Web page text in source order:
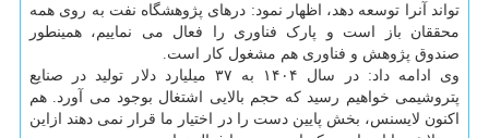
تواند آنرا توسعه دهد، اظهار نمود: درهای پژوهشگاه نفت به روی همه
محققان باز است و پارک فناوری را فعال می نماییم، همینطور
صندوق پژوهش و فناوری هم مشغول کار است.
وی ادامه داد: در سال ۱۴۰۴ به ۳۷ میلیارد دلار تولید در صنایع
پتروشیمی خواهیم رسید که حجم بالایی اشتغال بوجود می آورد. هم
اکنون لایسنس، بخش پایین دست را در اختیار ما قرار نمی دهند ازاین